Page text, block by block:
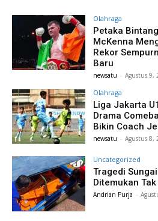
Olahraga
Petaka
McKenna
Rekor
Baru
newsatu - Agustus 9,
Olahraga
Liga Jakarta
Drama
Bikin Coach
newsatu - Agustus 8,
Uncategorized
Tragedi
Ditemukan
Andrian Purja -